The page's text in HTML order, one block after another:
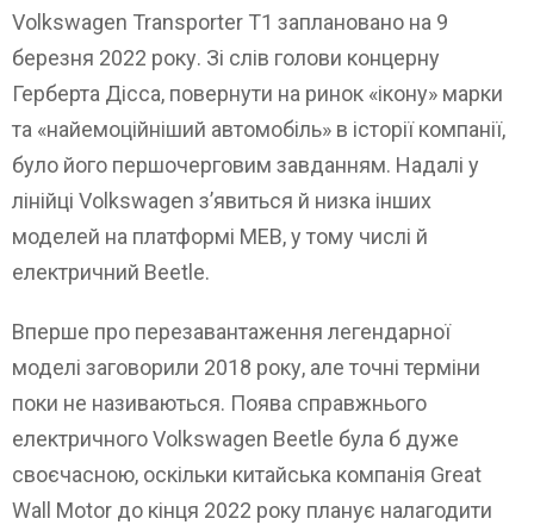
Volkswagen Transporter T1 заплановано на 9
березня 2022 року. Зі слів голови концерну
Герберта Дісса, повернути на ринок «ікону» марки
та «найемоційніший автомобіль» в історії компанії,
було його першочерговим завданням. Надалі у
лінійці Volkswagen з’явиться й низка інших
моделей на платформі MEB, у тому числі й
електричний Beetle.
Вперше про перезавантаження легендарної
моделі заговорили 2018 року, але точні терміни
поки не називаються. Поява справжнього
електричного Volkswagen Beetle була б дуже
своєчасною, оскільки китайська компанія Great
Wall Motor до кінця 2022 року планує налагодити